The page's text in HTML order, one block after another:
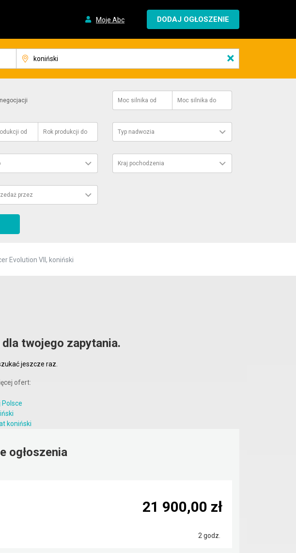
Moje Abc DODAJ OGŁOSZENIE
×
Moc silnika od Moc silnika do
od Rok produkcji do Typ nadwozia
Kraj pochodzenia
przez
Evolution VII, koniński
twojego zapytania.
jeszcze raz.
ofert:
Polsce
koniński
ogłoszenia
2 godz.
21 900,00 zł